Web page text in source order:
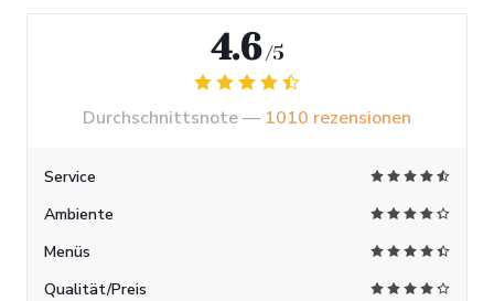
4.6 /5
Durchschnittsnote — 1010 rezensionen
Service
Ambiente
Menüs
Qualität/Preis